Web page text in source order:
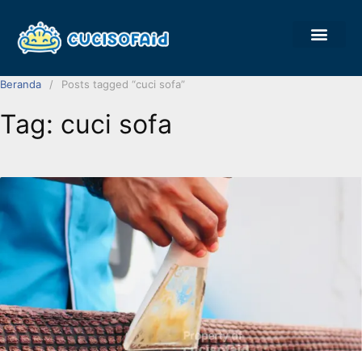
Beranda Posts tagged “cuci sofa”
Tag: cuci sofa